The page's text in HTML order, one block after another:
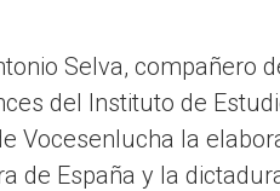
Selva, compañero
del Instituto de
Vocesenlucha la
de España y la